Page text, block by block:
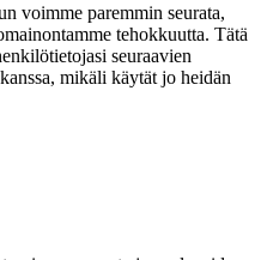
voimme paremmin seurata,
tehokkuutta. Tätä
seuraavien
mikäli käytät jo heidän